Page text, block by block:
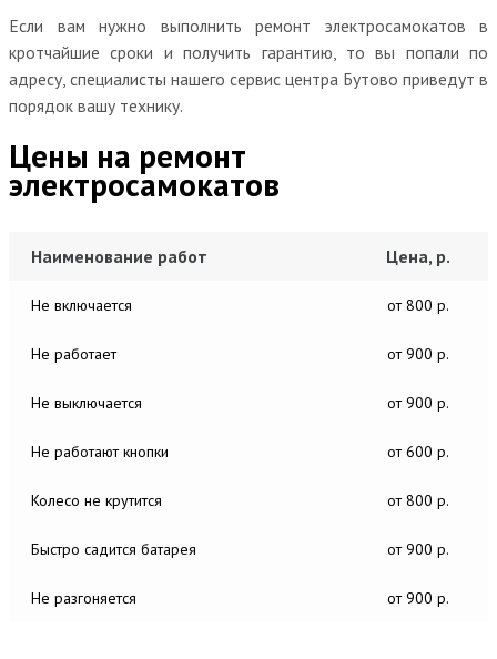
Если вам нужно выполнить ремонт электросамокатов в
кротчайшие сроки и получить гарантию, то вы попали по
адресу, специалисты нашего сервис центра Бутово приведут в
порядок вашу технику.
Цены на ремонт
электросамокатов
Наименование работ Цена, р.
Не включается от 800 р.
Не работает от 900 р.
Не выключается от 900 р.
Не работают кнопки от 600 р.
Колесо не крутится от 800 р.
Быстро садится батарея от 900 р.
Не разгоняется от 900 р.